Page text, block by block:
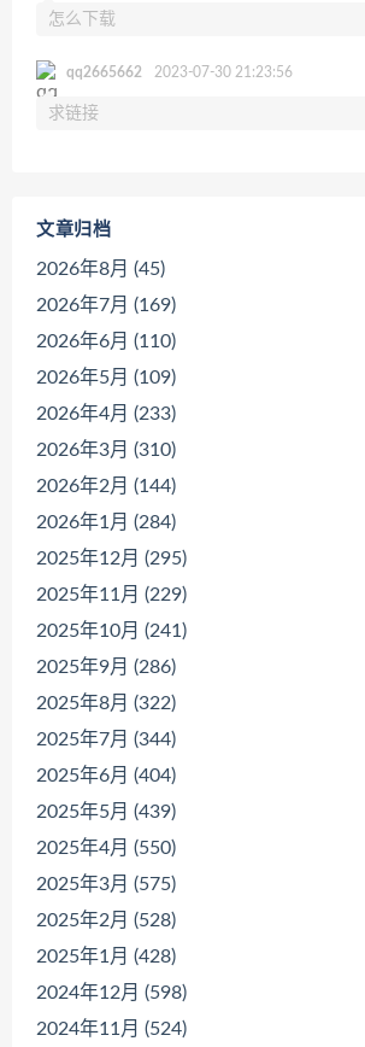
怎么下载
qq2665662 2023-07-30 21:23:56
求链接
文章归档
2026年8月 (45)
2026年7月 (169)
2026年6月 (110)
2026年5月 (109)
2026年4月 (233)
2026年3月 (310)
2026年2月 (144)
2026年1月 (284)
2025年12月 (295)
2025年11月 (229)
2025年10月 (241)
2025年9月 (286)
2025年8月 (322)
2025年7月 (344)
2025年6月 (404)
2025年5月 (439)
2025年4月 (550)
2025年3月 (575)
2025年2月 (528)
2025年1月 (428)
2024年12月 (598)
2024年11月 (524)